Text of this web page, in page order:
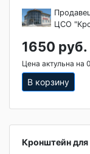
ЦСО
1650 руб.
Цена актульна на
В корзину
Кронштейн для